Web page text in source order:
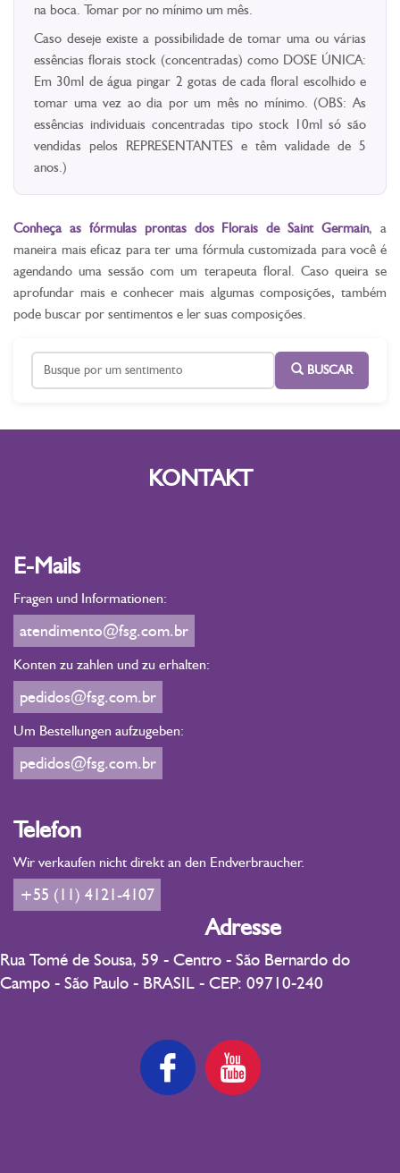
na boca. Tomar por no mínimo um mês.
Caso deseje existe a possibilidade de tomar uma ou várias
essências florais stock (concentradas) como DOSE ÚNICA:
Em 30ml de água pingar 2 gotas de cada floral escolhido e
tomar uma vez ao dia por um mês no mínimo. (OBS: As
essências individuais concentradas tipo stock 10ml só são
vendidas pelos REPRESENTANTES e têm validade de 5
anos.)
Conheça as fórmulas prontas dos Florais de Saint Germain, a
maneira mais eficaz para ter uma fórmula customizada para você é
agendando uma sessão com um terapeuta floral. Caso queira se
aprofundar mais e conhecer mais algumas composições, também
pode buscar por sentimentos e ler suas composições.
BUSCAR
KONTAKT
E-Mails
Fragen und Informationen:
atendimento@fsg.com.br
Konten zu zahlen und zu erhalten:
pedidos@fsg.com.br
Um Bestellungen aufzugeben:
pedidos@fsg.com.br
Telefon
Wir verkaufen nicht direkt an den Endverbraucher.
+55 (11) 4121-4107
Adresse
Rua Tomé de Sousa, 59 - Centro - São Bernardo do
Campo - São Paulo - BRASIL - CEP: 09710-240